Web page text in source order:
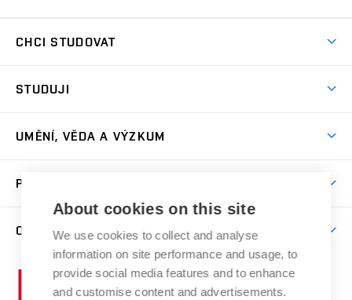
CHCI STUDOVAT
Přijímačky
Dny otevřených dveří
Přípravné kurzy
Studium bez bariér
Katedra teorií a dějin umění
Kabinety a dílny
Kontakt
STUDUJI
Časový plán studia
Studijní předpisy a formuláře
Studium a stáže v zahraničí
Rezidenční pobyty
Odborná praxe
UMĚNÍ, VĚDA A VÝZKUM
Publikační činnost
Projekty
Výstavy
PRO VEŘEJNOST
Letní školy a semestrální kurzy
Nakladatelská a vydavatelská činnost
Research Catalogue
O FAKULTĚ
Aktuality
Informační tabule
Vysoké
About cookies on this site
We use cookies to collect and analyse
information on site performance and usage, to
provide social media features and to enhance
and customise content and advertisements.